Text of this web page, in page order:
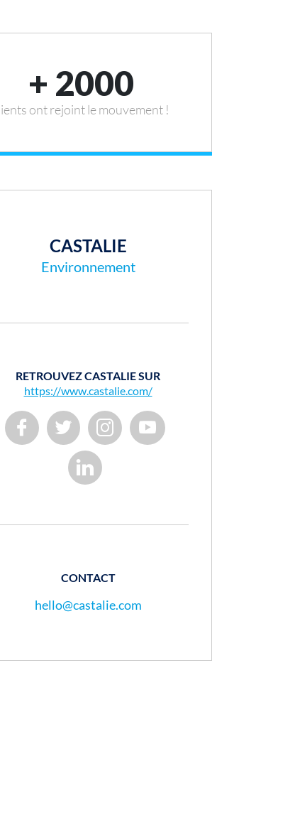
+ 2000
ont rejoint le mouvement !
CASTALIE
Environnement
RETROUVEZ CASTALIE SUR
https://www.castalie.com/
CONTACT
hello@castalie.com